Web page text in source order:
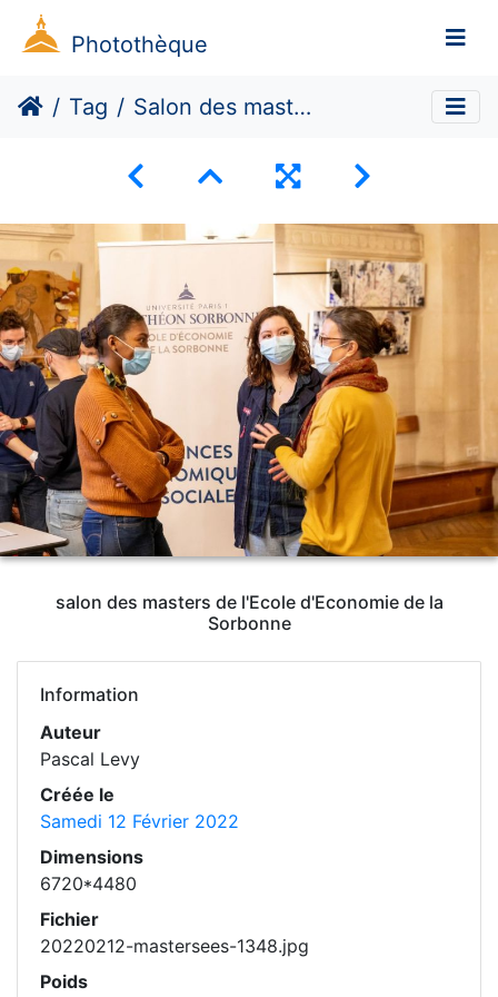
Photothèque
Tag Salon des masters
salon des masters de l'Ecole d'Economie de la
Sorbonne
Information
Auteur
Pascal Levy
Créée le
Samedi 12 Février 2022
Dimensions
6720*4480
Fichier
20220212-mastersees-1348.jpg
Poids